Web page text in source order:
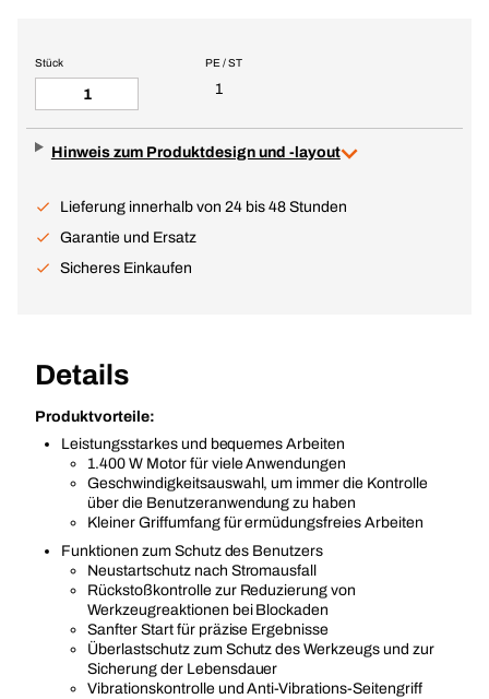
PE / ST
1
Stück
Hinweis zum Produktdesign und -layout
Lieferung innerhalb von 24 bis 48 Stunden
Garantie und Ersatz
Sicheres Einkaufen
Details
Produktvorteile:
Leistungsstarkes und bequemes Arbeiten
1.400 W Motor für viele Anwendungen
Geschwindigkeitsauswahl, um immer die Kontrolle
über die Benutzeranwendung zu haben
Kleiner Griffumfang für ermüdungsfreies Arbeiten
Funktionen zum Schutz des Benutzers
Neustartschutz nach Stromausfall
Rückstoßkontrolle zur Reduzierung von
Werkzeugreaktionen bei Blockaden
Sanfter Start für präzise Ergebnisse
Überlastschutz zum Schutz des Werkzeugs und zur
Sicherung der Lebensdauer
Vibrationskontrolle und Anti-Vibrations-Seitengriff